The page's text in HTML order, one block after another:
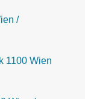
/
1100 Wien